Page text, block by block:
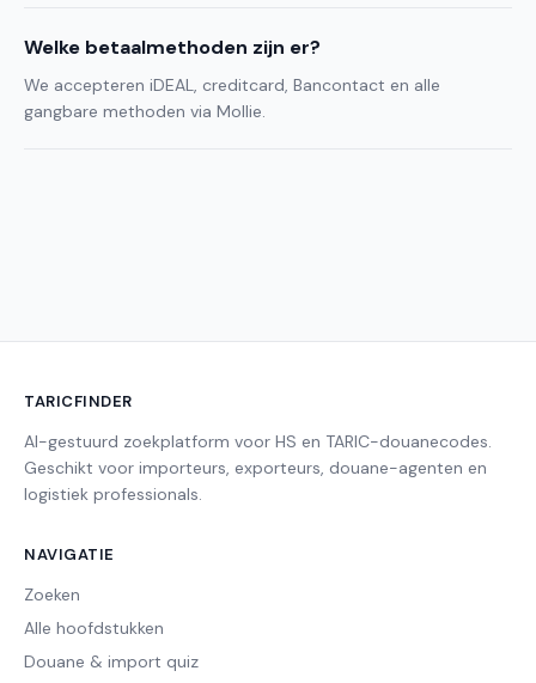
Welke betaalmethoden zijn er?
We accepteren iDEAL, creditcard, Bancontact en alle
gangbare methoden via Mollie.
TARICFINDER
AI-gestuurd zoekplatform voor HS en TARIC-douanecodes.
Geschikt voor importeurs, exporteurs, douane-agenten en
logistiek professionals.
NAVIGATIE
Zoeken
Alle hoofdstukken
Douane & import quiz